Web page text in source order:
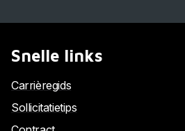
Snelle links
Carrièregids
Sollicitatietips